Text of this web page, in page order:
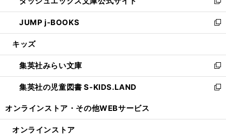
ウ
で
開
ィ
ン
ド
ウ
開
く
い
ウ
ィ
ン
ウ
で
開
く
新
し
い
ウ
ン
ド
ウ
で
JUMP j-BOOKS
新
し
ウ
ィ
ン
ド
開
キッズ
集英社みらい文庫
新
し
い
ン
集英社の児童図書 S-KIDS.LAND
新
ウ
オンラインストア・ その他WEBサービス
オンラインストア